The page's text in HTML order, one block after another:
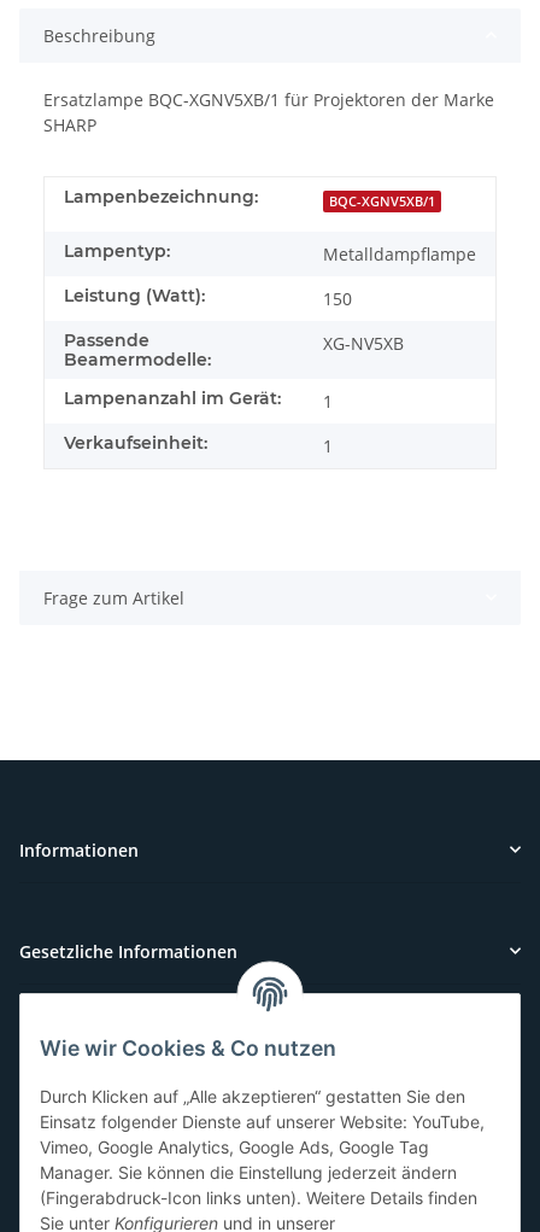
Beschreibung
Ersatzlampe BQC-XGNV5XB/1 für Projektoren der Marke
SHARP
Lampenbezeichnung: BQC-XGNV5XB/1
Lampentyp: Metalldampflampe
Leistung (Watt): 150
Passende
Beamermodelle:
XG-NV5XB
Lampenanzahl im Gerät: 1
Verkaufseinheit: 1
Frage zum Artikel
Informationen
Gesetzliche Informationen
Kundenservice
Sie benötigen Hilfe oder haben Fragen?
071-5355993
service@beamerlampe24.ch
Wie wir Cookies & Co nutzen
Durch Klicken auf „Alle akzeptieren“ gestatten Sie den
Einsatz folgender Dienste auf unserer Website: YouTube,
Vimeo, Google Analytics, Google Ads, Google Tag
Manager. Sie können die Einstellung jederzeit ändern
(Fingerabdruck-Icon links unten). Weitere Details finden
Sie unter Konfigurieren und in unserer